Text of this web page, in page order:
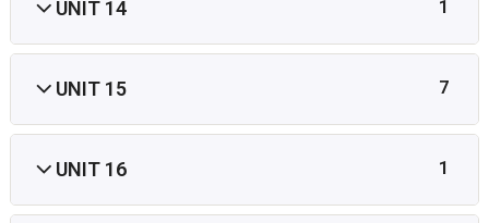
UNIT 14 1
UNIT 15 7
UNIT 16 1